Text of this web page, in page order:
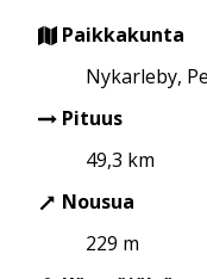
Paikkakunta
Nykarleby,
Pituus
49,3 km
Nousua
229 m